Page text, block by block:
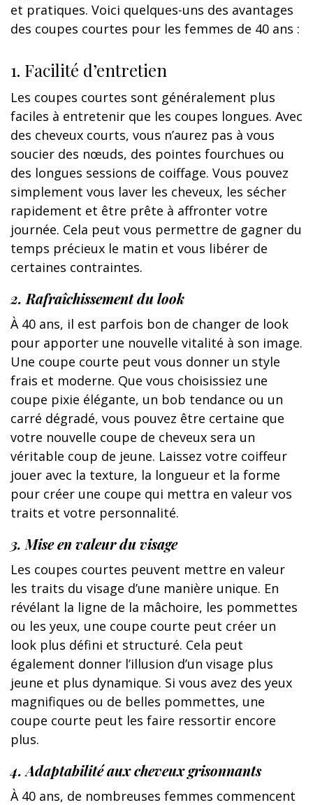
et pratiques. Voici quelques-uns des avantages
des coupes courtes pour les femmes de 40 ans :
1. Facilité d’entretien
Les coupes courtes sont généralement plus
faciles à entretenir que les coupes longues. Avec
des cheveux courts, vous n’aurez pas à vous
soucier des nœuds, des pointes fourchues ou
des longues sessions de coiffage. Vous pouvez
simplement vous laver les cheveux, les sécher
rapidement et être prête à affronter votre
journée. Cela peut vous permettre de gagner du
temps précieux le matin et vous libérer de
certaines contraintes.
2. Rafraîchissement du look
À 40 ans, il est parfois bon de changer de look
pour apporter une nouvelle vitalité à son image.
Une coupe courte peut vous donner un style
frais et moderne. Que vous choisissiez une
coupe pixie élégante, un bob tendance ou un
carré dégradé, vous pouvez être certaine que
votre nouvelle coupe de cheveux sera un
véritable coup de jeune. Laissez votre coiffeur
jouer avec la texture, la longueur et la forme
pour créer une coupe qui mettra en valeur vos
traits et votre personnalité.
3. Mise en valeur du visage
Les coupes courtes peuvent mettre en valeur
les traits du visage d’une manière unique. En
révélant la ligne de la mâchoire, les pommettes
ou les yeux, une coupe courte peut créer un
look plus défini et structuré. Cela peut
également donner l’illusion d’un visage plus
jeune et plus dynamique. Si vous avez des yeux
magnifiques ou de belles pommettes, une
coupe courte peut les faire ressortir encore
plus.
4. Adaptabilité aux cheveux grisonnants
À 40 ans, de nombreuses femmes commencent